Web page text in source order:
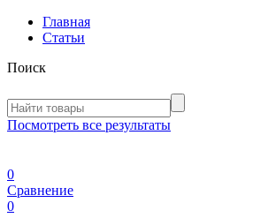
Главная
Статьи
Поиск
Посмотреть все результаты
0
Сравнение
0